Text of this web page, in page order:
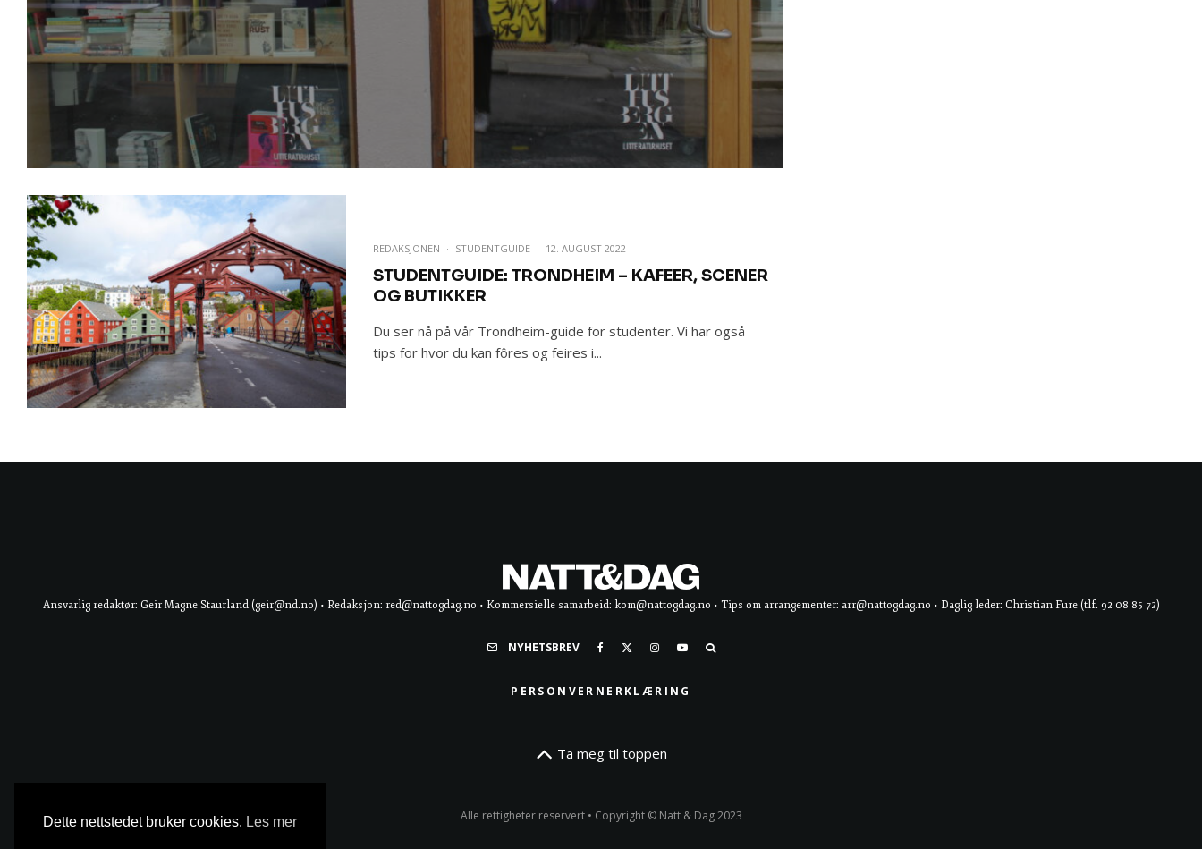
REDAKSJONEN · STUDENTGUIDE · 12. AUGUST 2022
STUDENTGUIDE: TRONDHEIM – KAFEER, SCENER
OG BUTIKKER
Du ser nå på vår Trondheim-guide for studenter. Vi har også
tips for hvor du kan fôres og feires i...
Ansvarlig redaktør: Geir Magne Staurland (geir@nd.no) • Redaksjon: red@nattogdag.no • Kommersielle samarbeid: kom@nattogdag.no • Tips om arrangementer: arr@nattogdag.no • Daglig leder: Christian Fure (tlf. 92 08 85 72)
NYHETSBREV
PERSONVERNERKLÆRING
Ta meg til toppen
Alle rettigheter reservert • Copyright © Natt & Dag 2023
Dette nettstedet bruker cookies. Les mer